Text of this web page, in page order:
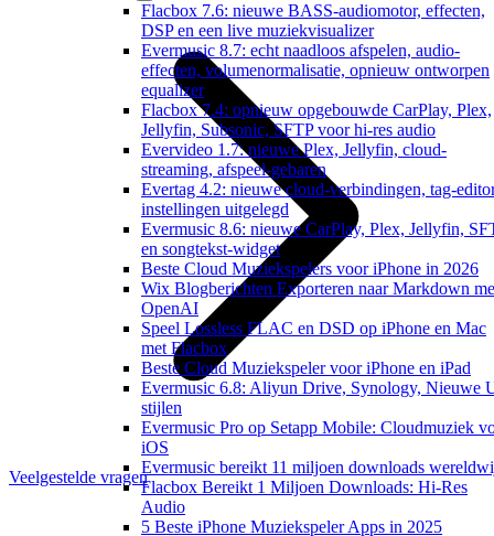
Flacbox 7.6: nieuwe BASS-audiomotor, effecten,
DSP en een live muziekvisualizer
Evermusic 8.7: echt naadloos afspelen, audio-
effecten, volumenormalisatie, opnieuw ontworpen
equalizer
Flacbox 7.4: opnieuw opgebouwde CarPlay, Plex,
Jellyfin, Subsonic, SFTP voor hi-res audio
Evervideo 1.7: nieuwe Plex, Jellyfin, cloud-
streaming, afspeel-gebaren
Evertag 4.2: nieuwe cloud-verbindingen, tag-
instellingen uitgelegd
Evermusic 8.6: nieuwe CarPlay, Plex, Jellyfin,
en songtekst-widget
Beste Cloud Muziekspelers voor iPhone in 2026
Wix Blogberichten Exporteren naar Markdown
OpenAI
Speel Lossless FLAC en DSD op iPhone en Mac
met Flacbox
Beste Cloud Muziekspeler voor iPhone en iPad
Evermusic 6.8: Aliyun Drive, Synology, Nieuwe
stijlen
Evermusic Pro op Setapp Mobile: Cloudmuziek
iOS
Evermusic bereikt 11 miljoen downloads
Flacbox Bereikt 1 Miljoen Downloads: Hi-Res
Audio
5 Beste iPhone Muziekspeler Apps in 2025
Veelgestelde vragen